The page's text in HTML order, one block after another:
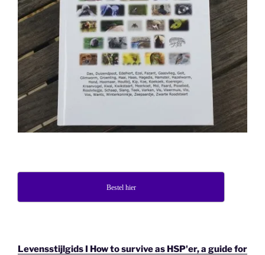
Bestel hier
Levensstijlgids I How to survive as HSP'er, a guide for